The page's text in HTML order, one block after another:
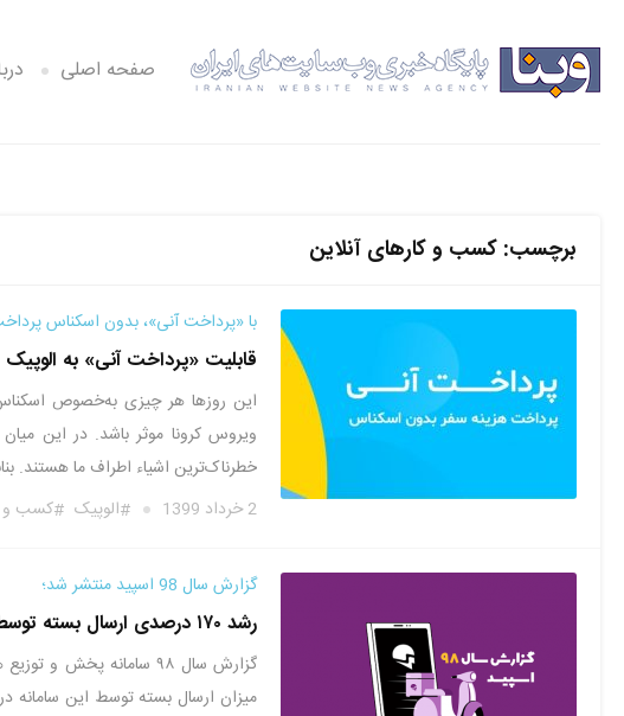
صفحه اصلی
برچسب: کسب و کارهای آنلاین
با «پرداخت آنی»، بدون اسکناس
قابلیت «پرداخت آنی» به
این روزها هر چیزی به‌خصوص
خطرناک‌ترین اشیاء اطراف ما هستند.
2 خرداد 1399
الوپیک کسب و
گزارش سال 98 اسپید منتشر شد؛
رشد ۱۷۰ درصدی ارسال بسته توسط اسپید در سال ۹۸
گزارش سال ۹۸ سامانه